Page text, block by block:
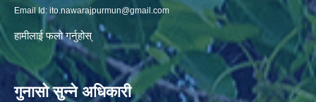
Email Id: ito.nawarajpurmun@gmail.com
हामीलाई फलो गर्नुहोस्
गुनासो सुन्ने अधिकारी